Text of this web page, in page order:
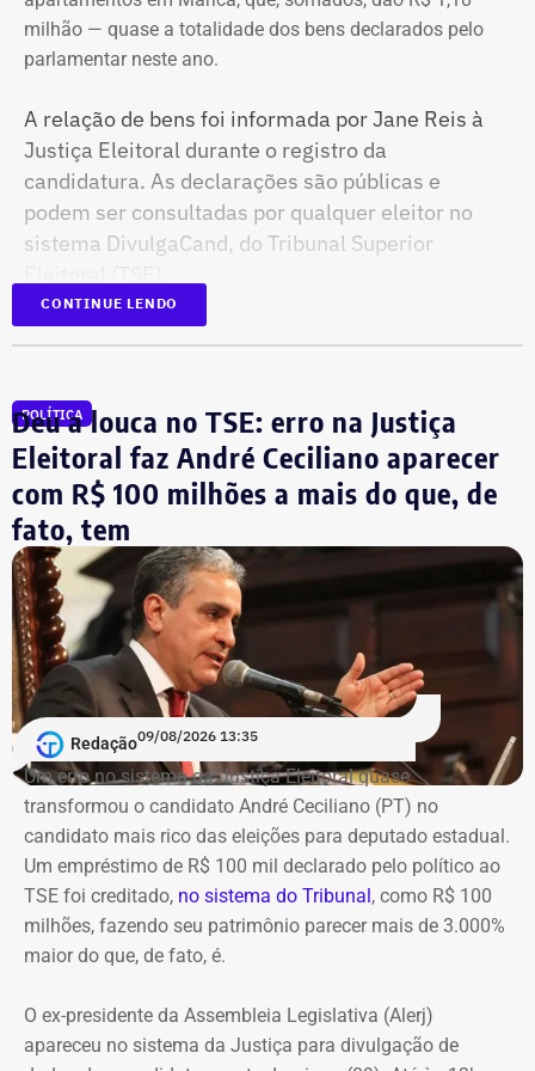
milhão — quase a totalidade dos bens declarados pelo
parlamentar neste ano.
A relação de bens foi informada por Jane Reis à
Justiça Eleitoral durante o registro da
candidatura. As declarações são públicas e
podem ser consultadas por qualquer eleitor no
sistema DivulgaCand, do Tribunal Superior
Declaração de bens de Renato Machado em 2020 — Foto:
Reprodução/Divulgacand
Declaração de bens de Renato Machado em 2026 — Foto:
Reprodução/Divulgacand
CONTINUE LENDO
POLÍTICA
Deu a louca no TSE: erro na Justiça
Eleitoral faz André Ceciliano aparecer
com R$ 100 milhões a mais do que, de
fato, tem
Redação09/08/2026 13:35
Um erro no sistema da Justiça Eleitoral quase
transformou o candidato André Ceciliano (PT) no
candidato mais rico das eleições para deputado estadual.
Um empréstimo de R$ 100 mil declarado pelo político ao
TSE foi creditado, no sistema do Tribunal, como R$ 100
milhões, fazendo seu patrimônio parecer mais de 3.000%
maior do que, de fato, é.
O ex-presidente da Assembleia Legislativa (Alerj)
apareceu no sistema da Justiça para divulgação de